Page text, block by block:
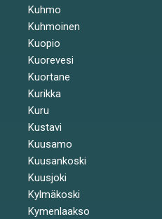
Kuhmo
Kuhmoinen
Kuopio
Kuorevesi
Kuortane
Kurikka
Kuru
Kustavi
Kuusamo
Kuusankoski
Kuusjoki
Kylmäkoski
Kymenlaakso